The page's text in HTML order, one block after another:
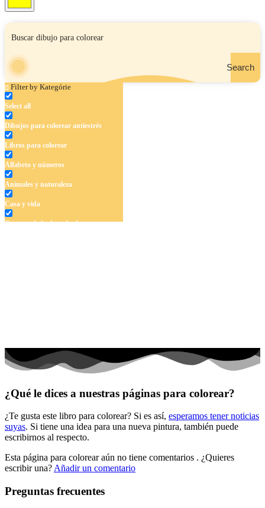
Search
Filter by Kategórie
Select all
Dibujos para colorear antiestrés
Libros para colorear
Alfabeto y números
Animales y naturaleza
Casa y vida
Cuentos de hadas y hadas
Halloween y otoño
Mandalas
Música e instrumentos musicales
Peluches y caballos
Primavera y pascua
Transporte
¿Qué le dices a nuestras páginas para colorear?
¿Te gusta este libro para colorear? Si es así, esperamos tener noticias
suyas. Si tiene una idea para una nueva pintura, también puede
escribirnos al respecto.
Esta página para colorear aún no tiene comentarios . ¿Quieres
escribir una? Añadir un comentario
Preguntas frecuentes